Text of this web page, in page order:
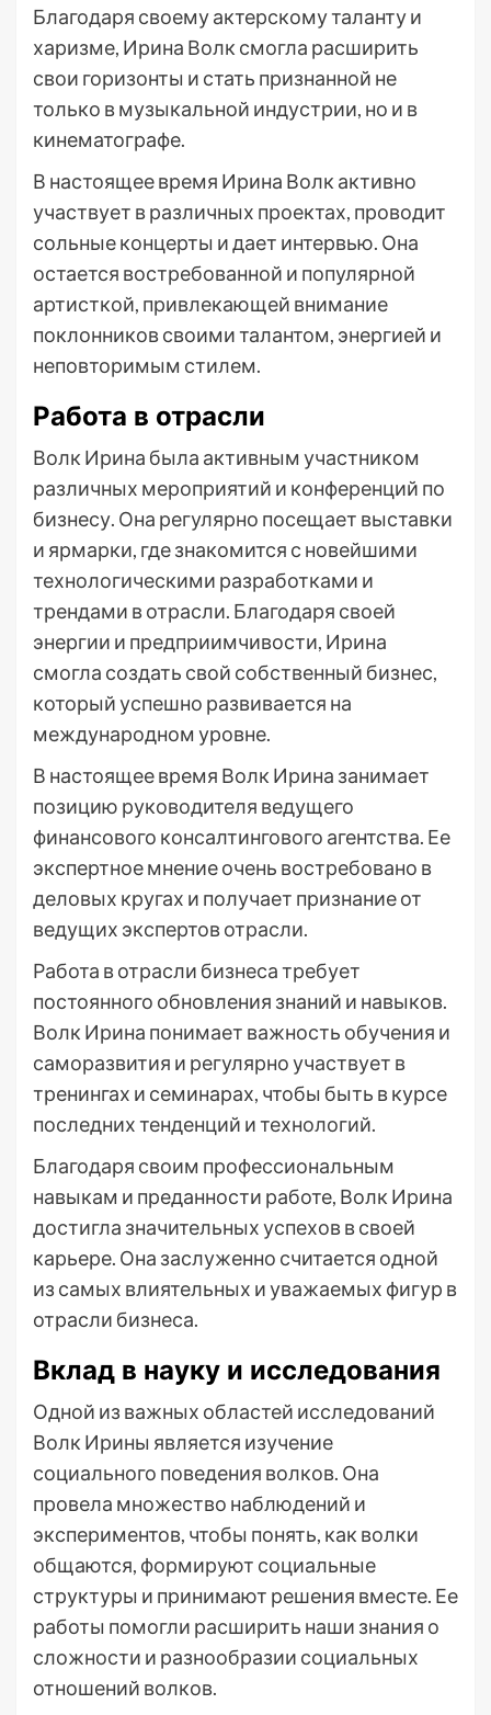
Благодаря своему актерскому таланту и
харизме, Ирина Волк смогла расширить
свои горизонты и стать признанной не
только в музыкальной индустрии, но и в
кинематографе.
В настоящее время Ирина Волк активно
участвует в различных проектах, проводит
сольные концерты и дает интервью. Она
остается востребованной и популярной
артисткой, привлекающей внимание
поклонников своими талантом, энергией и
неповторимым стилем.
Работа в отрасли
Волк Ирина была активным участником
различных мероприятий и конференций по
бизнесу. Она регулярно посещает выставки
и ярмарки, где знакомится с новейшими
технологическими разработками и
трендами в отрасли. Благодаря своей
энергии и предприимчивости, Ирина
смогла создать свой собственный бизнес,
который успешно развивается на
международном уровне.
В настоящее время Волк Ирина занимает
позицию руководителя ведущего
финансового консалтингового агентства. Ее
экспертное мнение очень востребовано в
деловых кругах и получает признание от
ведущих экспертов отрасли.
Работа в отрасли бизнеса требует
постоянного обновления знаний и навыков.
Волк Ирина понимает важность обучения и
саморазвития и регулярно участвует в
тренингах и семинарах, чтобы быть в курсе
последних тенденций и технологий.
Благодаря своим профессиональным
навыкам и преданности работе, Волк Ирина
достигла значительных успехов в своей
карьере. Она заслуженно считается одной
из самых влиятельных и уважаемых фигур в
отрасли бизнеса.
Вклад в науку и исследования
Одной из важных областей исследований
Волк Ирины является изучение
социального поведения волков. Она
провела множество наблюдений и
экспериментов, чтобы понять, как волки
общаются, формируют социальные
структуры и принимают решения вместе. Ее
работы помогли расширить наши знания о
сложности и разнообразии социальных
отношений волков.